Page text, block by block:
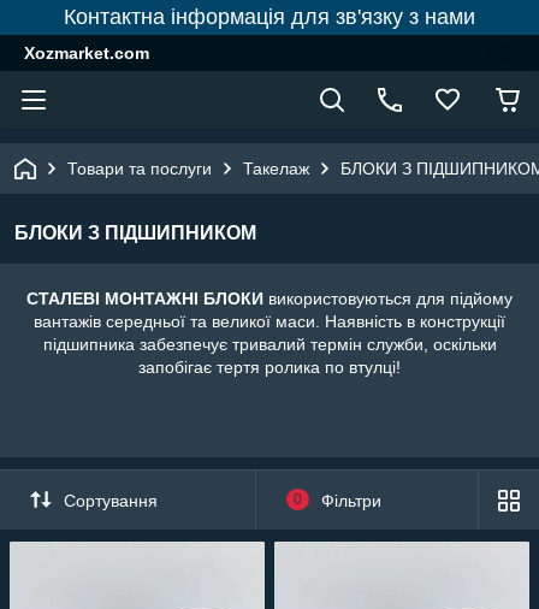
Контактна інформація для зв'язку з нами
Xozmarket.com
Товари та послуги Такелаж БЛОКИ З
БЛОКИ З ПІДШИПНИКОМ
СТАЛЕВІ МОНТАЖНІ БЛОКИ використовуються для підйому
вантажів середньої та великої маси. Наявність в конструкції
підшипника забезпечує тривалий термін служби, оскільки
запобігає тертя ролика по втулці!
Сортування 0 Фільтри